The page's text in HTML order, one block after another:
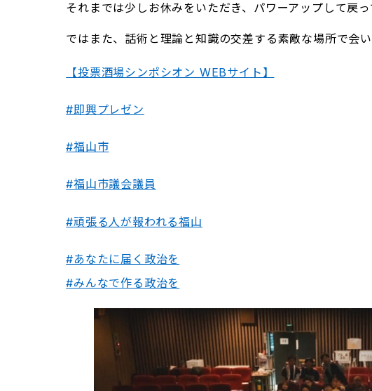
それまでは少しお休みをいただき、パワーアップして戻っ
ではまた、話術と理論と知識の交差する素敵な場所で会
【投票酒場シンポシオン WEBサイト】
#即興プレゼン
#福山市
#福山市議会議員
#頑張る人が報われる福山
#あなたに届く政治を
#みんなで作る政治を